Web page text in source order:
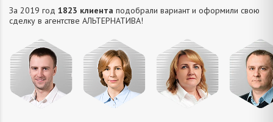
За 2019 год 1823 клиента подобрали вариант и оформили свою
сделку в агентстве АЛЬТЕРНАТИВA!